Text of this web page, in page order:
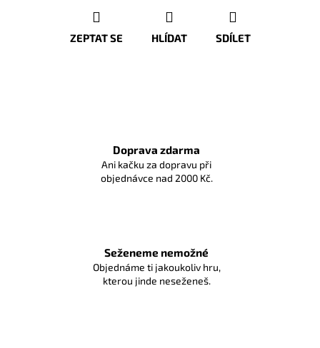
ZEPTAT SE HLÍDAT SDÍLET
Doprava zdarma
Ani kačku za dopravu při
objednávce nad 2000 Kč.
Seženeme nemožné
Objednáme ti jakoukoliv hru,
kterou jinde neseženeš.